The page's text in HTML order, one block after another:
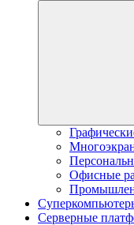
Офисные
Серверные